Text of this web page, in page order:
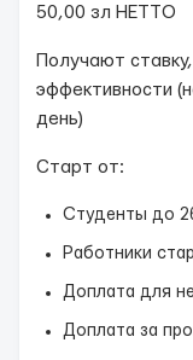
50,00 зл НЕТТО
Получают
эффективности
день)
Старт от:
Студенты до
Работники
Доплата для
Доплата за